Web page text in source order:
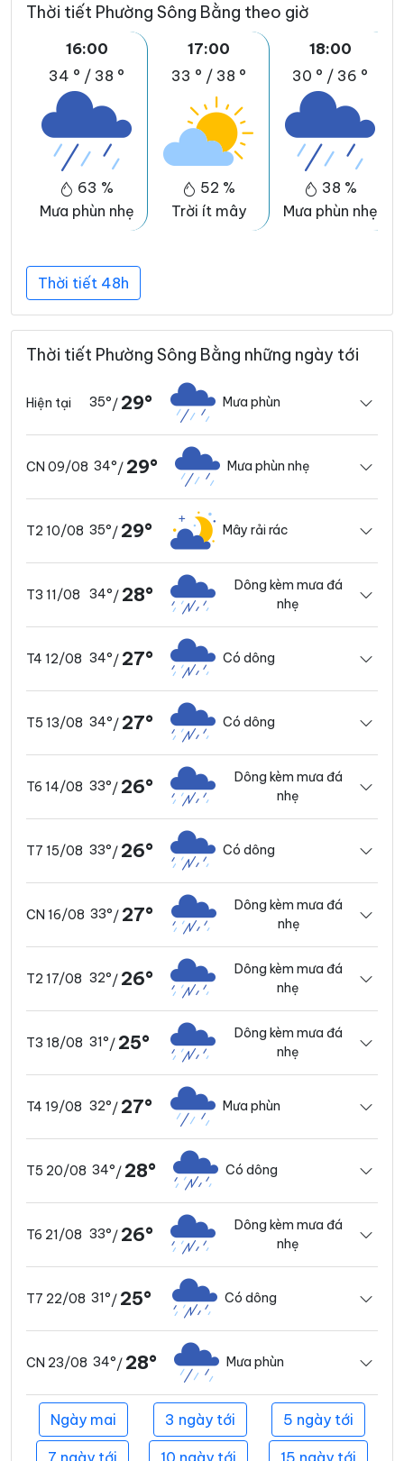
Thời tiết Phường Sông Bằng theo giờ
16:00
34 ° / 38 °
63 %
Mưa phùn nhẹ
17:00
33 ° / 38 °
52 %
Trời ít mây
18:00
30 ° / 36 °
38 %
Mưa phùn nhẹ
Thời tiết 48h
Thời tiết Phường Sông Bằng những ngày tới
Hiện tại 35°/ 29° Mưa phùn
CN 09/08 34°/ 29° Mưa phùn nhẹ
T2 10/08 35°/ 29° Mây rải rác
T3 11/08 34°/ 28°
Dông kèm mưa đá
nhẹ
T4 12/08 34°/ 27° Có dông
T5 13/08 34°/ 27° Có dông
T6 14/08 33°/ 26°
Dông kèm mưa đá
nhẹ
T7 15/08 33°/ 26° Có dông
CN 16/08 33°/ 27°
Dông kèm mưa đá
nhẹ
T2 17/08 32°/ 26°
Dông kèm mưa đá
nhẹ
T3 18/08 31°/ 25°
Dông kèm mưa đá
nhẹ
T4 19/08 32°/ 27° Mưa phùn
T5 20/08 34°/ 28° Có dông
T6 21/08 33°/ 26°
Dông kèm mưa đá
nhẹ
T7 22/08 31°/ 25° Có dông
CN 23/08 34°/ 28° Mưa phùn
Ngày mai 3 ngày tới 5 ngày tới
7 ngày tới 10 ngày tới 15 ngày tới